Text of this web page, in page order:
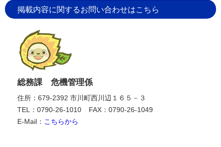
掲載内容に関するお問い合わせはこちら
総務課 危機管理係
住所：679-2392 市川町西川辺１６５－３
TEL：0790-26-1010
FAX：0790-26-1049
E-Mail： こちらから